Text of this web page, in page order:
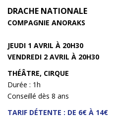
INFOS
DRACHE NATIONALE
COMPAGNIE ANORAKS
JEUDI 1 AVRIL À 20H30
VENDREDI 2 AVRIL À 20H30
THÉÂTRE, CIRQUE
Durée : 1h
Conseillé dès 8 ans
TARIF DÉTENTE : DE 6€ À 14€